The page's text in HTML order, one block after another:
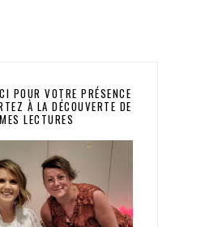
POUR VOTRE PRÉSENCE
À LA DÉCOUVERTE DE
MES LECTURES